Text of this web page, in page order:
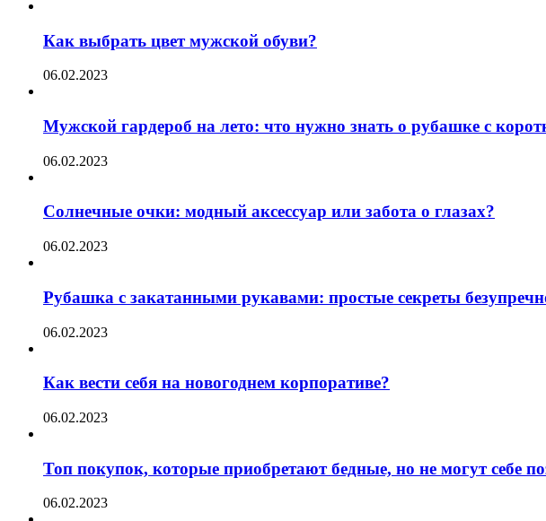
Как выбрать цвет мужской обуви?
06.02.2023
Мужской гардероб на лето: что нужно знать о рубашке с
06.02.2023
Солнечные очки: модный аксессуар или забота о глазах?
06.02.2023
Рубашка с закатанными рукавами: простые секреты
06.02.2023
Как вести себя на новогоднем корпоративе?
06.02.2023
Топ покупок, которые приобретают бедные, но не могут себе
06.02.2023